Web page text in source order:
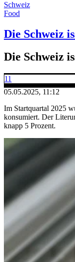
Schweiz
Food
Die Schweiz
Die Schweiz
11
05.05.2025, 11:12
Im Startquartal 2025
konsumiert. Der
knapp 5 Prozent.